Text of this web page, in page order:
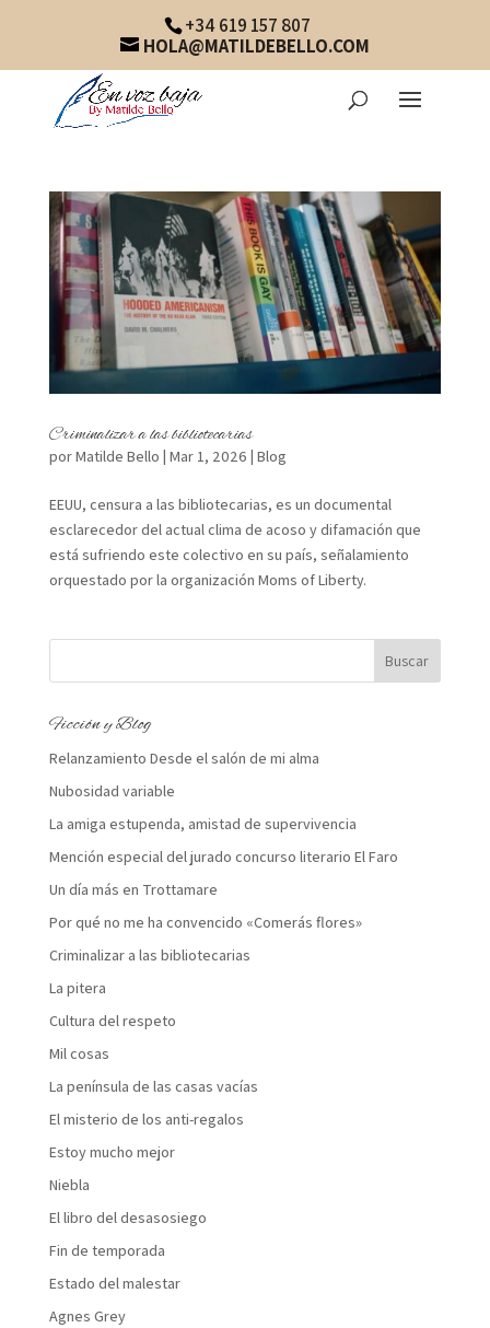
+34 619 157 807
HOLA@MATILDEBELLO.COM
Criminalizar a las bibliotecarias
porMatilde Bello | Mar 1, 2026 | Blog
EEUU, censura a las bibliotecarias, es un documental
esclarecedor del actual clima de acoso y difamación que
está sufriendo este colectivo en su país, señalamiento
orquestado por la organización Moms of Liberty.
Ficción y Blog
Relanzamiento Desde el salón de mi alma
Nubosidad variable
La amiga estupenda, amistad de supervivencia
Mención especial del jurado concurso literario El Faro
Un día más en Trottamare
Por qué no me ha convencido «Comerás flores»
Criminalizar a las bibliotecarias
La pitera
Cultura del respeto
Mil cosas
La península de las casas vacías
El misterio de los anti-regalos
Estoy mucho mejor
Niebla
El libro del desasosiego
Fin de temporada
Estado del malestar
Agnes Grey